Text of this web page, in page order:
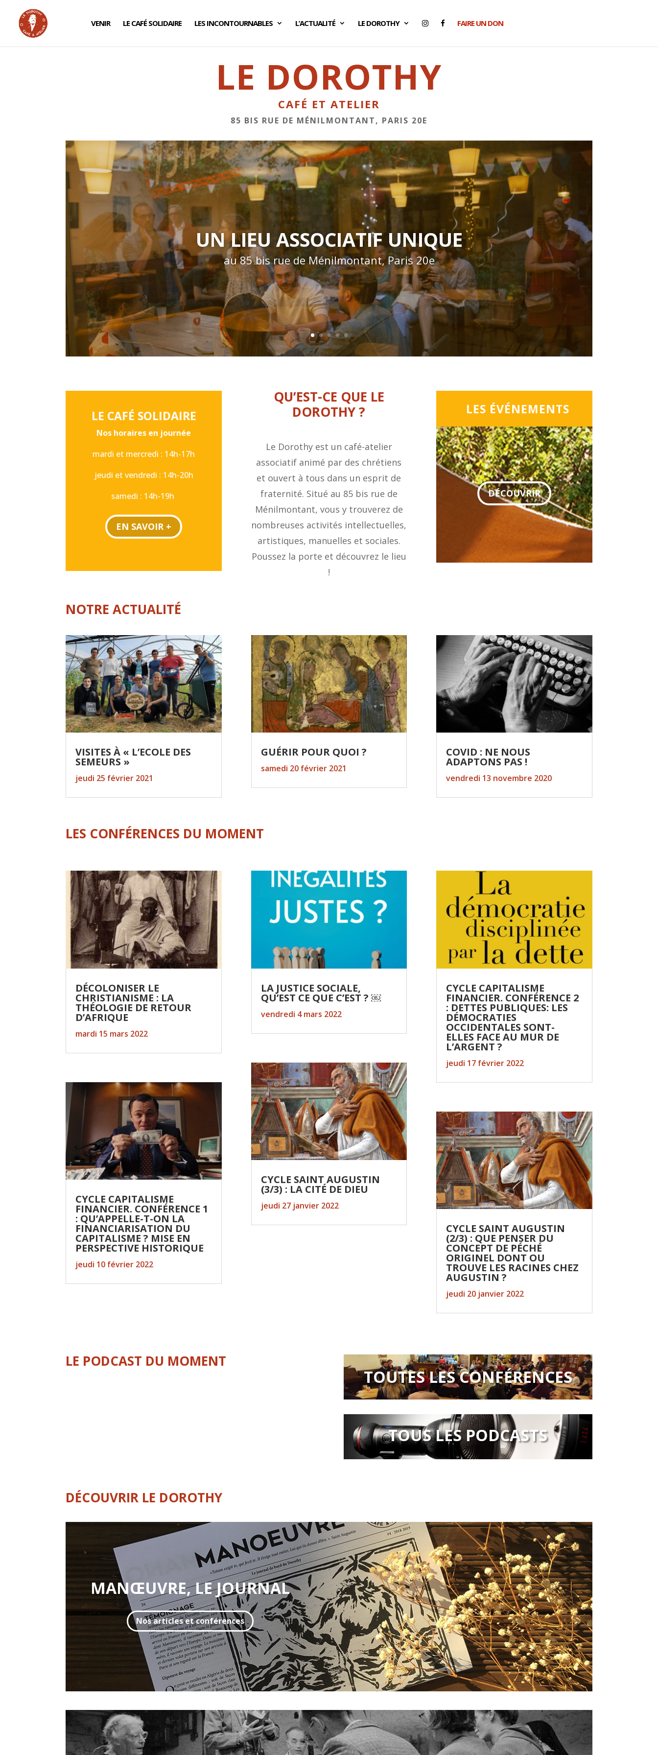
VENIR LE CAFÉ SOLIDAIRE LES INCONTOURNABLES L’ACTUALITÉ LE DOROTHY FAIRE UN DON
LE DOROTHY
CAFÉ ET ATELIER
85 BIS RUE DE MÉNILMONTANT, PARIS 20E
UN LIEU ASSOCIATIF UNIQUE
au 85 bis rue de Ménilmontant, Paris 20e
LE CAFÉ SOLIDAIRE
Nos horaires en journée
mardi et mercredi : 14h-17h
jeudi et vendredi : 14h-20h
samedi : 14h-19h
EN SAVOIR +
QU’EST-CE QUE LE
DOROTHY ?
Le Dorothy est un café-atelier
associatif animé par des chrétiens
et ouvert à tous dans un esprit de
fraternité. Situé au 85 bis rue de
Ménilmontant, vous y trouverez de
nombreuses activités intellectuelles,
artistiques, manuelles et sociales.
Poussez la porte et découvrez le lieu
!
LES ÉVÉNEMENTS
DÉCOUVRIR
NOTRE ACTUALITÉ
VISITES À « L’ECOLE DES
SEMEURS »
jeudi 25 février 2021
GUÉRIR POUR QUOI ?
samedi 20 février 2021
COVID : NE NOUS
ADAPTONS PAS !
vendredi 13 novembre 2020
LES CONFÉRENCES DU MOMENT
DÉCOLONISER LE
CHRISTIANISME : LA
THÉOLOGIE DE RETOUR
D’AFRIQUE
mardi 15 mars 2022
CYCLE CAPITALISME
FINANCIER. CONFÉRENCE 1
: QU’APPELLE-T-ON LA
FINANCIARISATION DU
CAPITALISME ? MISE EN
PERSPECTIVE HISTORIQUE
jeudi 10 février 2022
LA JUSTICE SOCIALE,
QU’EST CE QUE C’EST ? ￼
vendredi 4 mars 2022
CYCLE SAINT AUGUSTIN
(3/3) : LA CITÉ DE DIEU
jeudi 27 janvier 2022
CYCLE CAPITALISME
FINANCIER. CONFÉRENCE 2
: DETTES PUBLIQUES: LES
DÉMOCRATIES
OCCIDENTALES SONT-
ELLES FACE AU MUR DE
L’ARGENT ?
jeudi 17 février 2022
CYCLE SAINT AUGUSTIN
(2/3) : QUE PENSER DU
CONCEPT DE PÉCHÉ
ORIGINEL DONT OU
TROUVE LES RACINES CHEZ
AUGUSTIN ?
jeudi 20 janvier 2022
LE PODCAST DU MOMENT
TOUTES LES CONFÉRENCES
TOUS LES PODCASTS
DÉCOUVRIR LE DOROTHY
MANŒUVRE, LE JOURNAL
Nos articles et conférences